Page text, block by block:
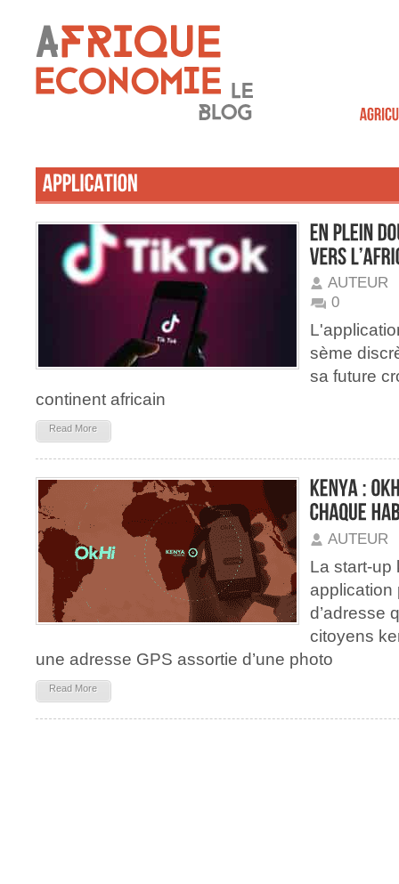
AUTEUR
0
sème
sa future
continent africain
Read More
AUTEUR
La start-up
application
d’adresse
citoyens
une adresse GPS assortie d’une photo
Read More